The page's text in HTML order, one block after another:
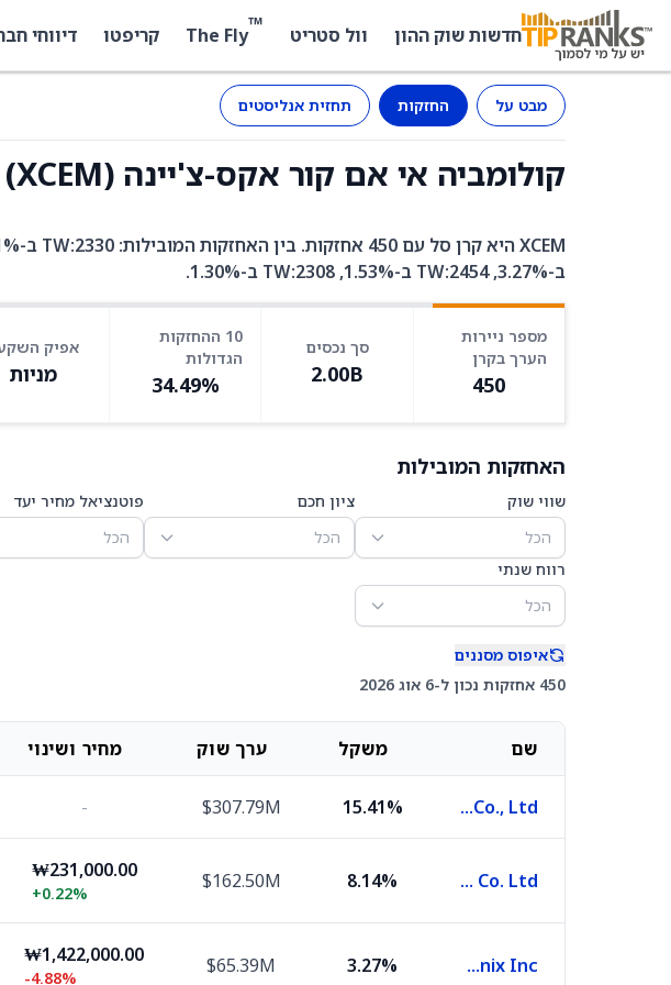
חדשות שוק ההון וול סטריט ™
The Fly קריפטו דיווחי
מבט על החזקות תחזית אנליסטים
קולומביה אי אם קור אקס-צ'יינה (XCEM) - החזקות
ב-3.27%, TW:2454 ב-1.53%, TW:2308 ב-1.30%.
מספר ניירות
הערך בקרן
450
סך נכסים
2.00B
10 ההחזקות
הגדולות
34.49%
אפיק
מניות
האחזקות המובילות
שווי שוק
הכל
ציון חכם
הכל
פוטנציאל מחיר יעד
הכל
רווח שנתי
הכל
איפוס מסננים
450 אחזקות נכון ל-6 אוג 2026
שם משקל ערך שוק מחיר ושינוי
Taiwan Semiconductor Manufacturing Co., Ltd.
15.41%
$307.79M
-
Samsung Electronics Co. Ltd.
8.14%
$162.50M
₩231,000.00
+0.22%
SK hynix Inc.
3.27%
$65.39M
₩1,422,000.00
-4.88%